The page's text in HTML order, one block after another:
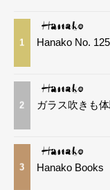
1 Hanako No.
2 ガラス吹きも
3 Hanako Books